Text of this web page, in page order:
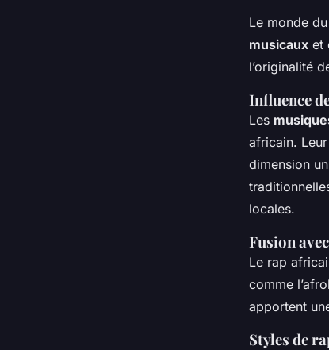
Le monde
musicaux et
l’originalité
Influence
Les
africain.
dimension
locales.
Fusion
Le rap
comme
apportent
Styles de